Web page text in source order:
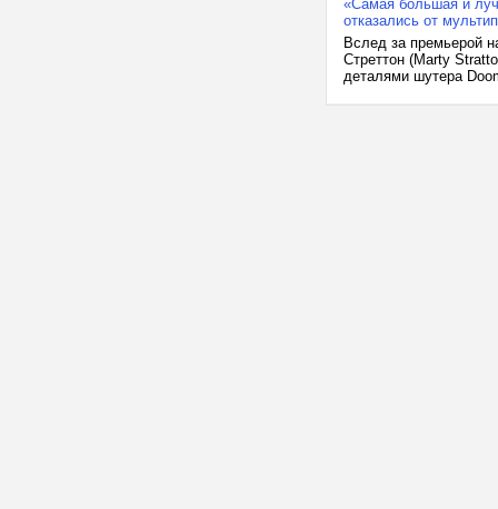
«Самая большая и
отказались от
Вслед за премьерой
Стреттон (Marty
деталями шутера